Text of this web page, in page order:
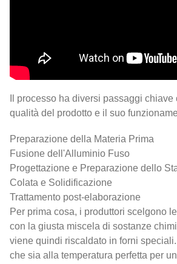
Il processo ha diversi passaggi
qualità del prodotto e il suo
Preparazione della Materia Prima
Fusione dell'Alluminio Fuso
Progettazione e Preparazione dello
Colata e Solidificazione
Trattamento post-elaborazione
Per prima cosa, i produttori scelgono
con la giusta miscela di sostanze
viene quindi riscaldato in forni
che sia alla temperatura perfetta per